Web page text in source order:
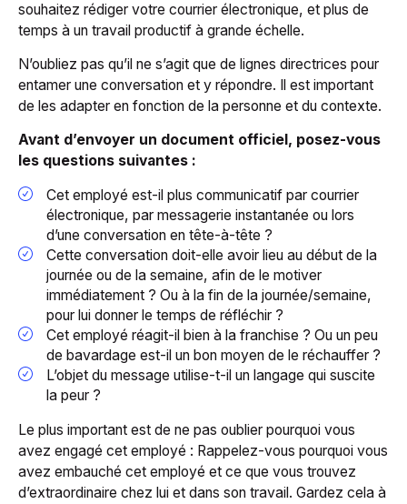
souhaitez rédiger votre courrier électronique, et plus de
temps à un travail productif à grande échelle.
N’oubliez pas qu’il ne s’agit que de lignes directrices pour
entamer une conversation et y répondre. Il est important
de les adapter en fonction de la personne et du contexte.
Avant d’envoyer un document officiel, posez-vous
les questions suivantes :
Cet employé est-il plus communicatif par courrier
électronique, par messagerie instantanée ou lors
d’une conversation en tête-à-tête ?
Cette conversation doit-elle avoir lieu au début de la
journée ou de la semaine, afin de le motiver
immédiatement ? Ou à la fin de la journée/semaine,
pour lui donner le temps de réfléchir ?
Cet employé réagit-il bien à la franchise ? Ou un peu
de bavardage est-il un bon moyen de le réchauffer ?
L’objet du message utilise-t-il un langage qui suscite
la peur ?
Le plus important est de ne pas oublier pourquoi vous
avez engagé cet employé : Rappelez-vous pourquoi vous
avez embauché cet employé et ce que vous trouvez
d’extraordinaire chez lui et dans son travail. Gardez cela à